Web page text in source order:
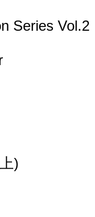
Series Vol.2
)